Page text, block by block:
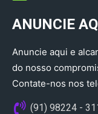
ANUNCIE
Anuncie aqui e
do nosso
Contate-nos nos
(91) 98224 -